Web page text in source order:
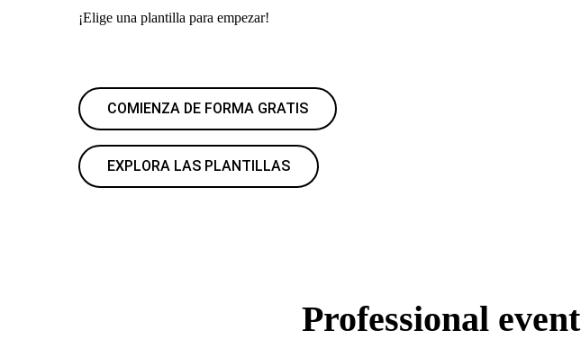
¡Elige una plantilla para empezar!
COMIENZA DE FORMA GRATIS
EXPLORA LAS PLANTILLAS
Professional